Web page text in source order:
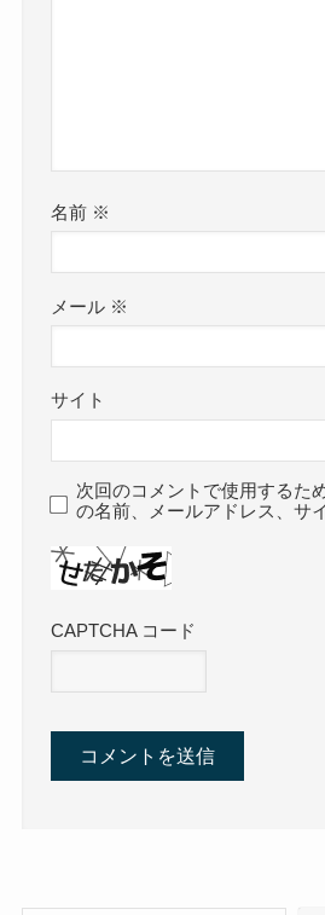
名前 ※
メール ※
サイト
次回のコメントで使用するた
の名前、メールアドレス、サ
CAPTCHA コード